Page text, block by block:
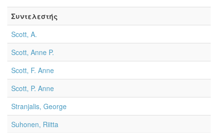
Συντελεστής
Scott, A.
Scott, Anne P.
Scott, F. Anne
Scott, P. Anne
Stranjalis, George
Suhonen, Riitta